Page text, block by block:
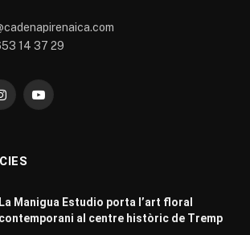
14 37 29
InstagramYouTube
La Manigua Estudio porta l’art floral
contemporani al centre històric de Tremp